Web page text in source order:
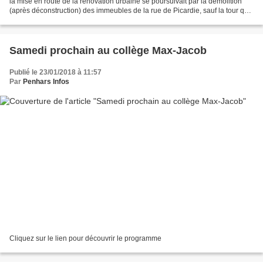
(après déconstruction) des immeubles de la rue de Picardie, sauf la tour qui
Samedi prochain au collège Max-Jacob
Publié le 23/01/2018 à 11:57
Par Penhars Infos
Cliquez sur le lien pour découvrir le programme